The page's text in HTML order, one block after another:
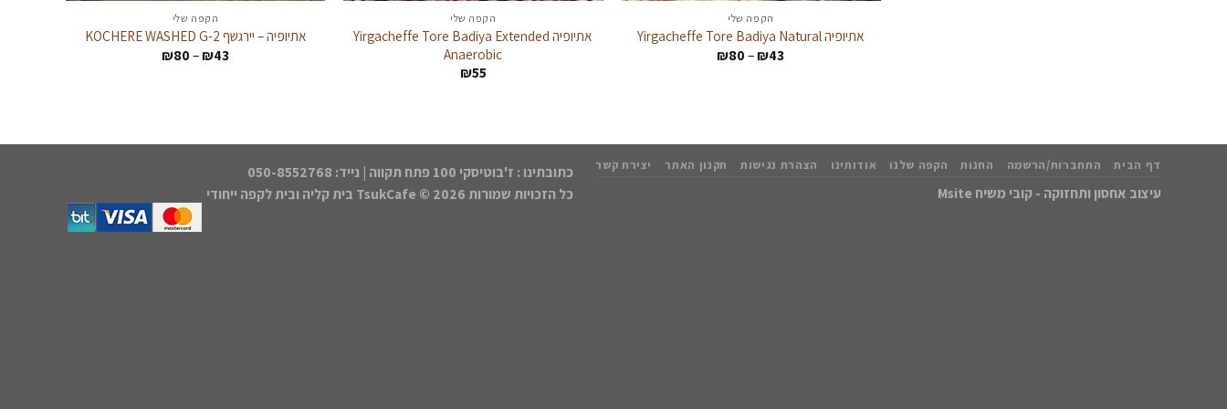
הקפה שלי
אתיופיה Yirgacheffe Tore Badiya Natural
₪43
–
₪80 טווח
הקפה שלי
אתיופיה Yirgacheffe Tore Badiya Extended
Anaerobic
₪55
הקפה שלי
אתיופיה – יירגשף KOCHERE WASHED G-2
₪43
–
₪80 טווח
כתובתינו : ז'בוטיסקי 100 פתח תקווה | נייד: 050-8552768
כל הזכויות שמורות 2026 ©
TsukCafe בית קליה ובית לקפה ייחודי
דף הבית התחברות/הרשמה החנות הקפה שלנו אודותינו הצהרת נגישות תקנון האתר יצירת קשר
עיצוב אחסון ותחזוקה - קובי משיח Msite